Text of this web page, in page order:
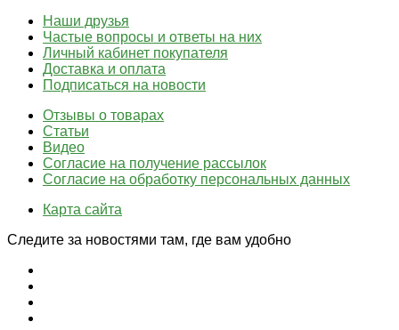
Наши друзья
Частые вопросы и ответы на них
Личный кабинет покупателя
Доставка и оплата
Подписаться на новости
Отзывы о товарах
Статьи
Видео
Согласие на получение рассылок
Согласие на обработку персональных данных
Карта сайта
Следите за новостями там, где вам удобно